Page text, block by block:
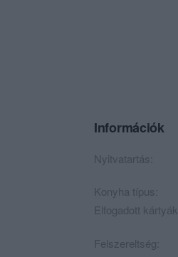
Információk
Nyitvatartás:
Konyha típus:
Elfogadott kártyák:
Felszereltség: